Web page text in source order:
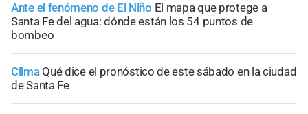
Ante el fenómeno de El Niño El mapa que protege a
Santa Fe del agua: dónde están los 54 puntos de
bombeo
Clima Qué dice el pronóstico de este sábado en la ciudad
de Santa Fe